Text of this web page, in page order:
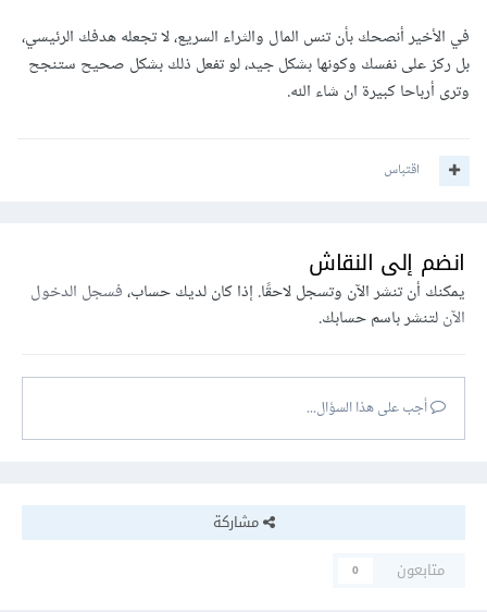
في الأخير أنصحك بأن تنس المال والثراء السريع، لا تجعله هدفك الرئيسي،
بل ركز على نفسك وكونها بشكل جيد، لو تفعل ذلك بشكل صحيح ستنجح
وترى أرباحا كبيرة ان شاء الله.
اقتباس
انضم إلى النقاش
يمكنك أن تنشر الآن وتسجل لاحقًا. إذا كان لديك حساب،فسجل الدخول
الآنلتنشر باسم حسابك.
أجب على هذا السؤال...
مشاركة
متابعون
0